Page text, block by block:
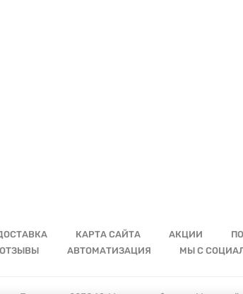
КАРТА САЙТА АКЦИИ
ОТЗЫВЫ АВТОМАТИЗАЦИЯ МЫ С